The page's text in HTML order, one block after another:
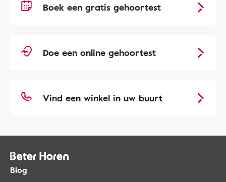
Boek een gratis gehoortest
Doe een online gehoortest
Vind een winkel in uw buurt
Blog